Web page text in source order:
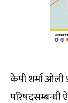
केपी शर्मा ओली